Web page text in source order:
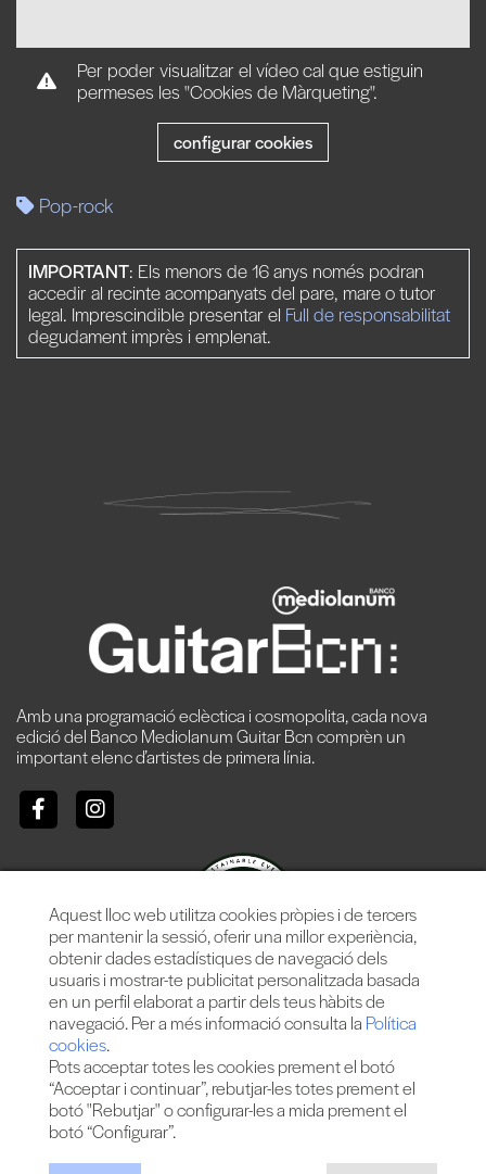
Per poder visualitzar el vídeo cal que estiguin
permeses les "Cookies de Màrqueting".
configurar cookies
Pop-rock
IMPORTANT: Els menors de 16 anys només podran
accedir al recinte acompanyats del pare, mare o tutor
legal. Imprescindible presentar el Full de responsabilitat
degudament imprès i emplenat.
Amb una programació eclèctica i cosmopolita, cada nova
edició del Banco Mediolanum Guitar Bcn comprèn un
important elenc d’artistes de primera línia.
Més de 25 anys oferint la millor música en directe des de
Aquest lloc web utilitza cookies pròpies i de tercers
per mantenir la sessió, oferir una millor experiència,
obtenir dades estadístiques de navegació dels
usuaris i mostrar-te publicitat personalitzada basada
en un perfil elaborat a partir dels teus hàbits de
navegació. Per a més informació consulta la Política
cookies.
Pots acceptar totes les cookies prement el botó
“Acceptar i continuar”, rebutjar-les totes prement el
botó "Rebutjar" o configurar-les a mida prement el
botó “Configurar”.